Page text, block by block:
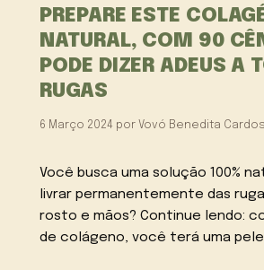
PREPARE ESTE
NATURAL, COM 90
PODE DIZER ADEUS A
RUGAS
6 Março 2024 por Vovó Benedita
Você busca uma solução 100%
livrar permanentemente das
rosto e mãos? Continue lendo:
de colágeno, você terá uma